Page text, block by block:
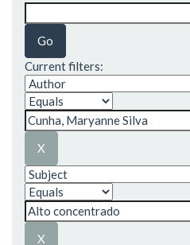
Current filters: